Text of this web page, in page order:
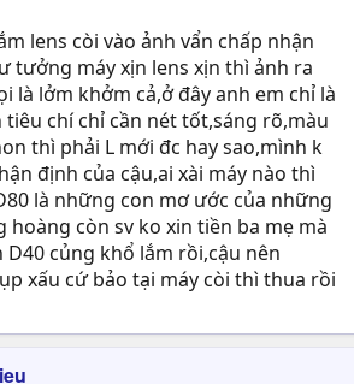
lens còi vào ảnh vẩn chấp nhận
tưởng máy xịn lens xịn thì ảnh ra
là lởm khởm cả,ở đây anh em chỉ là
chí chỉ cần nét tốt,sáng rõ,màu
thì phải L mới đc hay sao,mình k
định của cậu,ai xài máy nào thì
là những con mơ ước của những
hoàng còn sv ko xin tiền ba mẹ mà
củng khổ lắm rồi,cậu nên
xấu cứ bảo tại máy còi thì thua rồi